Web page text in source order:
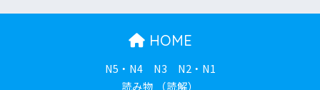
HOME
N5・N4 N3
N2・N1
読み物 （読解）